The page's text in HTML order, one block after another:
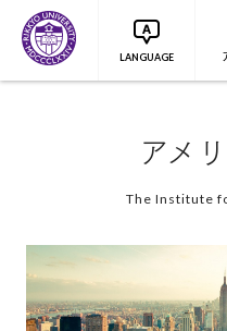
LANGUAGE
アメ
The Institute